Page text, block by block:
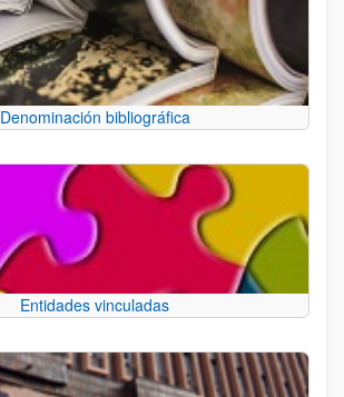
Denominación bibliográfica
Entidades vinculadas